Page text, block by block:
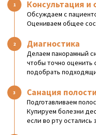
Консультация и
Обсуждаем с
Оцениваем общее
Диагностика
Делаем панорамный
чтобы точно оценить
подобрать
Санация
Подготавливаем
Купируем болезни
если во рту